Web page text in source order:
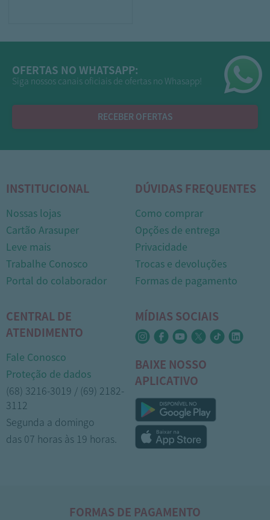
OFERTAS NO WHATSAPP:
Siga nossos canais oficiais de ofertas no Whasapp!
RECEBER OFERTAS
INSTITUCIONAL
Nossas lojas
Cartão Arasuper
Leve mais
Trabalhe Conosco
Portal do colaborador
DÚVIDAS FREQUENTES
Como comprar
Opções de entrega
Privacidade
Trocas e devoluções
Formas de pagamento
CENTRAL DE
ATENDIMENTO
Fale Conosco
Proteção de dados
(68) 3216-3019 / (69) 2182-
3112
Segunda a domingo
das 07 horas às 19 horas.
MÍDIAS SOCIAIS
BAIXE NOSSO
APLICATIVO
FORMAS DE PAGAMENTO